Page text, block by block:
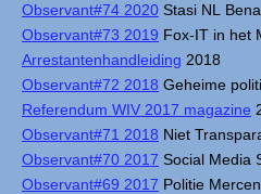
Observant#74 2020 Stasi NL
Observant#73 2019 Fox-IT in het
Arrestantenhandleiding 2018
Observant#72 2018 Geheime
Referendum WIV 2017 magazine
Observant#71 2018 Niet
Observant#70 2017 Social Media
Observant#69 2017 Politie